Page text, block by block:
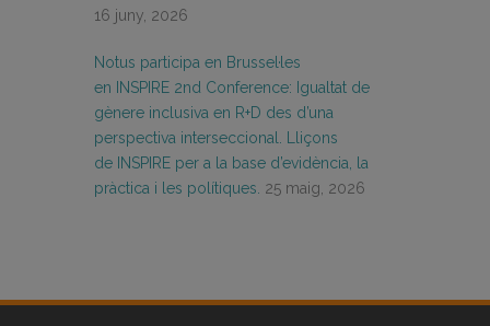
16 juny, 2026
Notus participa en Brussel·les
en INSPIRE 2nd Conference: Igualtat de
gènere inclusiva en R+D des d’una
perspectiva interseccional. Lliçons
de INSPIRE per a la base d’evidència, la
pràctica i les polítiques. 25 maig, 2026